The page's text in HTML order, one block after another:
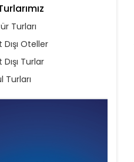
Turları
Dışı Oteller
Dışı Turlar
Turları